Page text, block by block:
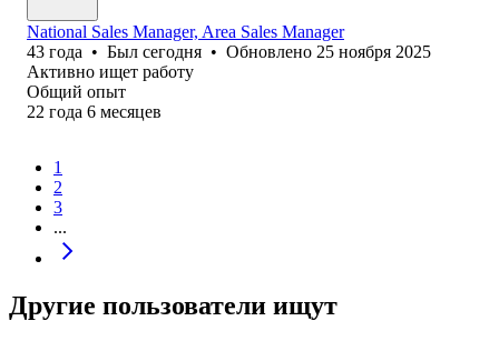
National Sales Manager, Area Sales Manager
43 года • Был сегодня • Обновлено 25 ноября 2025
Активно ищет работу
Общий опыт
22 года 6 месяцев
1
2
3
...
Другие пользователи ищут